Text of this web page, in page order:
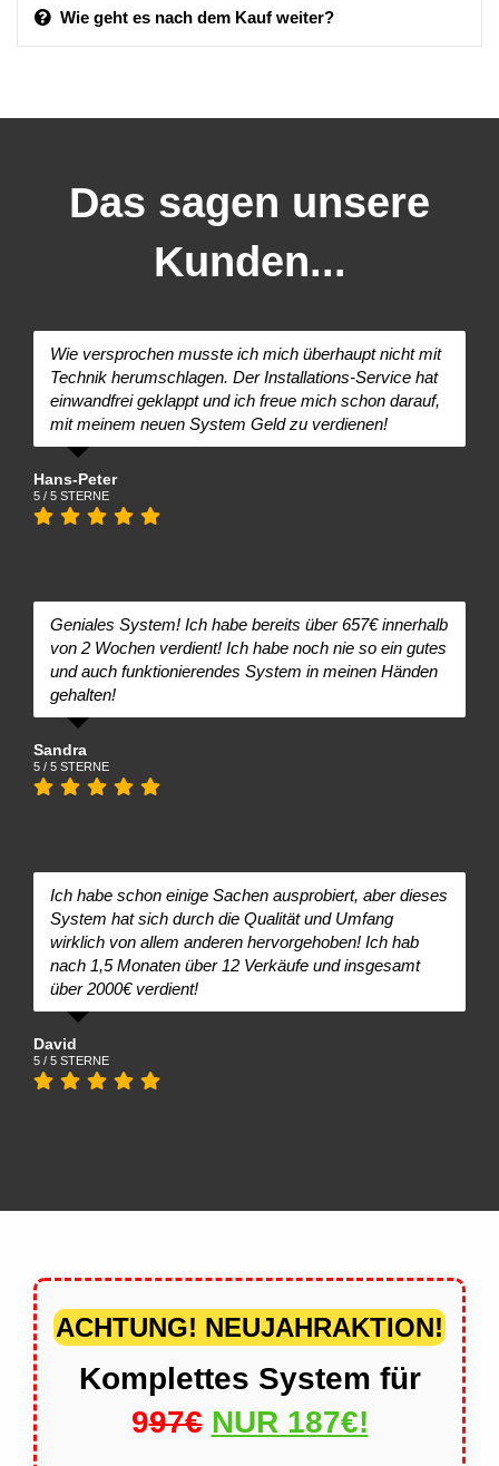
Wie geht es nach dem Kauf weiter?
Das sagen unsere
Kunden...
Wie versprochen musste ich mich überhaupt nicht mit
Technik herumschlagen. Der Installations-Service hat
einwandfrei geklappt und ich freue mich schon darauf,
mit meinem neuen System Geld zu verdienen!
Hans-Peter
5 / 5 STERNE
Geniales System! Ich habe bereits über 657€ innerhalb
von 2 Wochen verdient! Ich habe noch nie so ein gutes
und auch funktionierendes System in meinen Händen
gehalten!
Sandra
5 / 5 STERNE
Ich habe schon einige Sachen ausprobiert, aber dieses
System hat sich durch die Qualität und Umfang
wirklich von allem anderen hervorgehoben! Ich hab
nach 1,5 Monaten über 12 Verkäufe und insgesamt
über 2000€ verdient!
David
5 / 5 STERNE
ACHTUNG! NEUJAHRAKTION!
Komplettes System für
997€ NUR 187€!